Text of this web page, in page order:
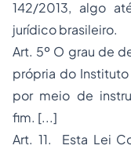
142/2013, algo
jurídico brasileiro.
Art. 5º O grau de
própria do
por meio de
fim. [...]
Art. 11. Esta Lei